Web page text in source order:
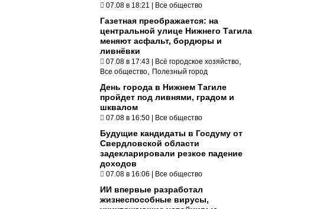
07.08 в 18:21 | Все общество
Газетная преображается: на
центральной улице Нижнего Тагила
меняют асфальт, бордюры и
ливнёвки
07.08 в 17:43 | Всё городское хозяйство
Все общество Полезный город
День города в Нижнем Тагиле
пройдет под ливнями, градом и
шквалом
07.08 в 16:50 | Все общество
Будущие кандидаты в Госдуму от
Свердловской области
задекларировали резкое падение
доходов
07.08 в 16:06 | Все общество
ИИ впервые разработал
жизнеспособные вирусы,